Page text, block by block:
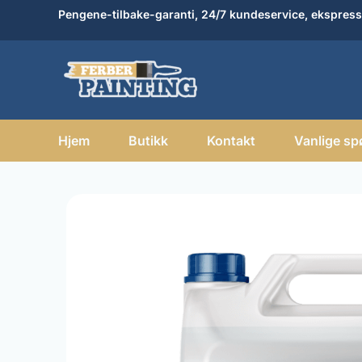
Pengene-tilbake-garanti, 24/7 kundeservice,
Hjem Butikk Kontakt Vanlige